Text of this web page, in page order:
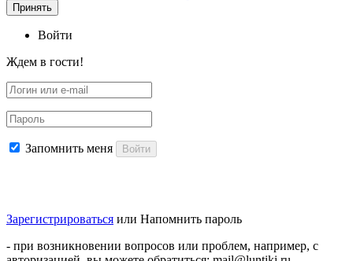
Принять
Войти
Ждем в гости!
Запомнить меня Войти
Зарегистрироваться или Напомнить пароль
- при возникновении вопросов или проблем, например, с